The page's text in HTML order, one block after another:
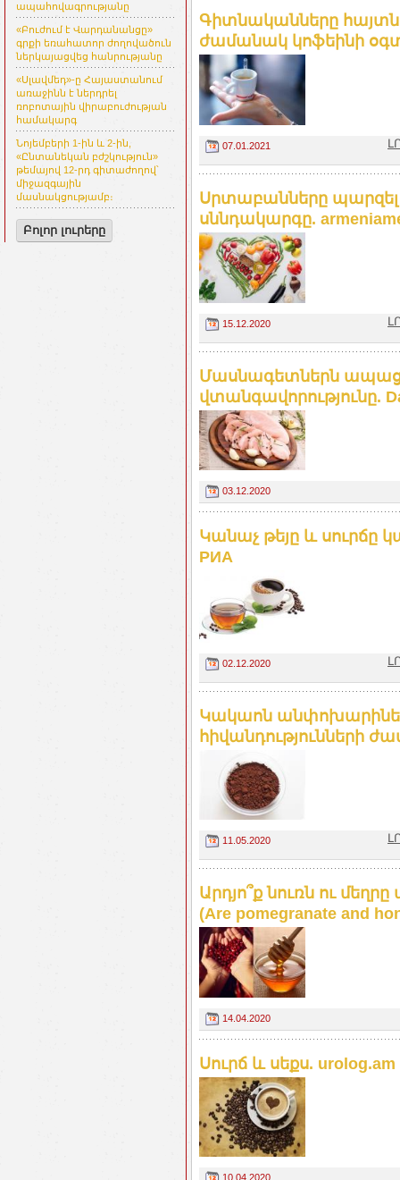
ապահովագրությանը
«Բուժում է Վարդանանցը»
գրքի եռահատոր ժողովածուն
ներկայացվեց հանրությանը
«Սլավմեդ»-ը Հայաստանում
առաջինն է ներդրել
ռոբոտային վիրաբուժության
համակարգ
Նոյեմբերի 1-ին և 2-ին,
«Ընտանեկան բժշկություն»
թեմայով 12-րդ գիտաժողով՝
միջազգային
մասնակցությամբ։
Բոլոր լուրերը
Գիտնականները
ժամանակ կոֆեինի
07.01.2021
Սրտաբանները
սննդակարգը.
15.12.2020
Մասնագետներն
վտանգավորությունը.
03.12.2020
Կանաչ թեյը և սուրճը
РИА
02.12.2020
Կակաոն
հիվանդությունների
11.05.2020
Արդյո՞ք նուռն ու
(Are pomegranate and
14.04.2020
Սուրճ և սեքս. urolog.am
10.04.2020